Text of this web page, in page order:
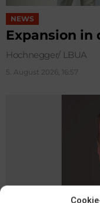
NEWS
Expansion in
Hochnegger/ LBUA
5. August 2026, 16:57